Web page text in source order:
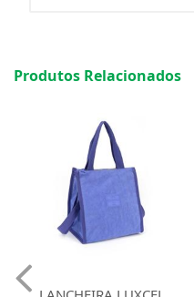
Produtos Relacionados